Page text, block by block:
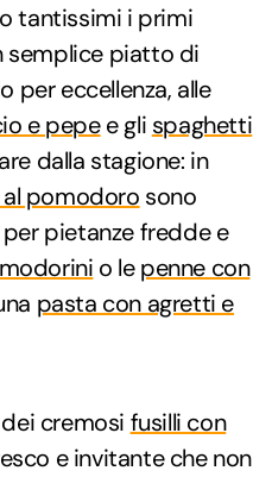
tantissimi i primi
semplice piatto di
per eccellenza, alle
e pepee gli spaghetti
dalla stagione: in
pomodoro sono
pietanze fredde e
o lepenne con
pasta con agretti e
cremosi fusilli con
e invitante che non